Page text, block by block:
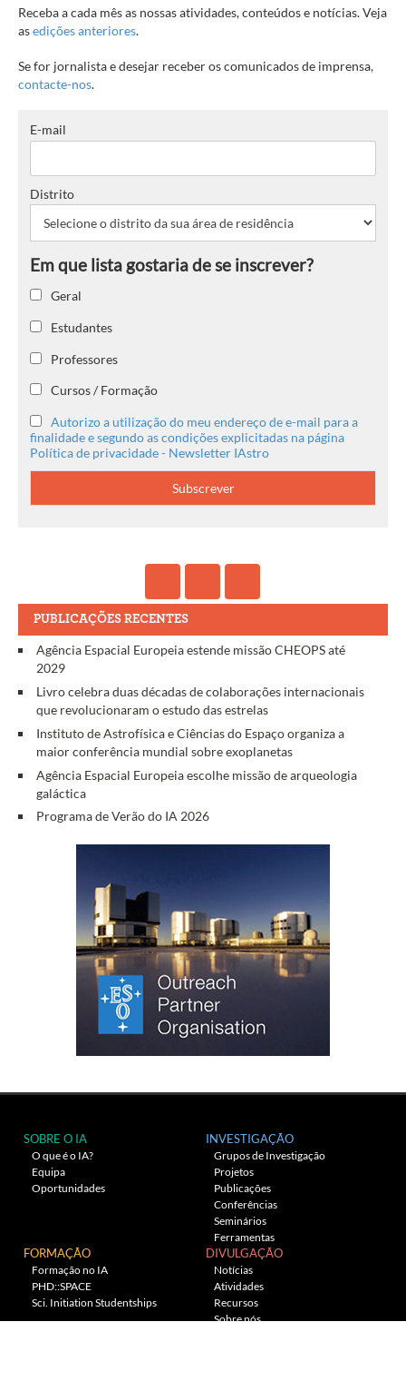
Receba a cada mês as nossas atividades, conteúdos e notícias. Veja
asedições anteriores.
Se for jornalista e desejar receber os comunicados de imprensa,
contacte-nos.
E-mail
Distrito
Geral
Estudantes
Professores
Cursos / Formação
Autorizo a utilização do meu endereço de e-mail para a
finalidade e segundo as condições explicitadas na página
Política de privacidade - Newsletter IAstro
PUBLICAÇÕES RECENTES
Agência Espacial Europeia estende missão CHEOPS até
2029
Livro celebra duas décadas de colaborações internacionais
que revolucionaram o estudo das estrelas
Instituto de Astrofísica e Ciências do Espaço organiza a
maior conferência mundial sobre exoplanetas
Agência Espacial Europeia escolhe missão de arqueologia
galáctica
Programa de Verão do IA 2026
SOBRE O IA
O que é o IA?
Equipa
Oportunidades
INVESTIGAÇÃO
Grupos de Investigação
Projetos
Publicações
Conferências
Seminários
Ferramentas
FORMAÇÃO
Formação no IA
PHD::SPACE
Sci. Initiation Studentships
DIVULGAÇÃO
Notícias
Atividades
Recursos
Sobre nós